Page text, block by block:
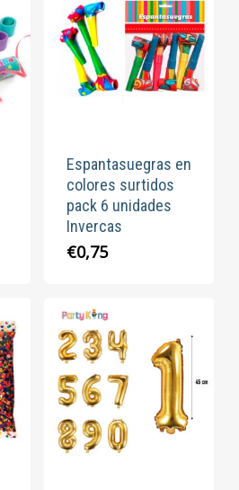
Espantasuegras en
colores surtidos
pack 6 unidades
Invercas
€0,75